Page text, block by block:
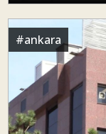
#ankara